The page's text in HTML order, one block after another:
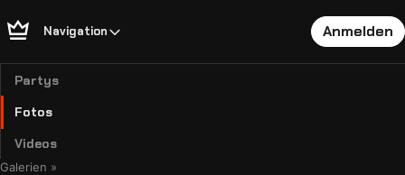
Navigation Anmelden
Partys
Fotos
Videos
Galerien